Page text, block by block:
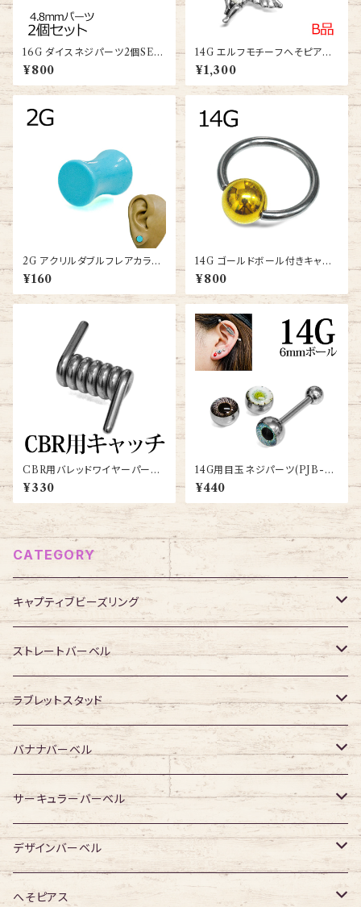
16G ダイスネジパーツ2個SET
(TH-SB020-DICE-16G-SS)
¥800
14G エルフモチーフへそピアス
(ANG-04-14G-SS)
¥1,300
2G アクリルダブルフレアカラー
プラグ(NBC13-001-2G-BA)
¥160
14G ゴールドボール付きキャプ
ティブビーズリング(BC-ST001
-14G-SSGP)
¥800
CBR用バレッドワイヤーパーツ
(MM-PAETS)
¥330
14G用目玉ネジパーツ(PJB-14
G-6MM-TH)
¥440
CATEGORY
キャプティブビーズリング
316Lサージカルステンレス
ジュエル無し
ジュエル有り
サージカルチタン
ジュエル無し
ジュエル有り
アクリル・その他
ストレートバーベル
316Lサージカルステンレス
ジュエル無し
ジュエル有り
サージカルチタン
ジュエル無し
ジュエル有り
アクリル・その他
ラブレットスタッド
316Lサージカルステンレス
ジュエル無し
ジュエル有り
サージカルチタン
ジュエル無し
ジュエル有り
アクリル・その他
バナナバーベル
316Lサージカルステンレス
ジュエル無し
ジュエル有り
サージカルチタン
ジュエル無し
アクリル・その他
サーキュラーバーベル
316Lサージカルステンレス
ジュエル無し
サージカルチタン
デザインバーベル
ジュエル無し
へそピアス